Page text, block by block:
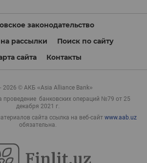
законодательство
рассылки
Поиск по сайту
сайта
Контакты
2026 © АКБ «Asia Alliance Bank»
проведение банковских операций №79 от 25
декабря 2021 г.
сайта ссылка на веб-сайт www.aab.uz
обязательна.